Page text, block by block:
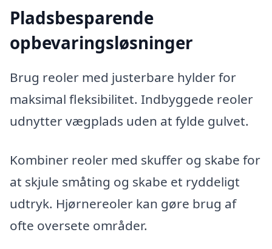
Pladsbesparende
opbevaringsløsninger
Brug reoler med justerbare hylder for
maksimal fleksibilitet. Indbyggede reoler
udnytter vægplads uden at fylde gulvet.
Kombiner reoler med skuffer og skabe for
at skjule småting og skabe et ryddeligt
udtryk. Hjørnereoler kan gøre brug af
ofte oversete områder.